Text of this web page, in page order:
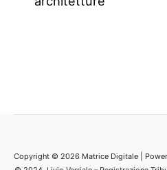
Copyright © 2026 Matrice Digitale |